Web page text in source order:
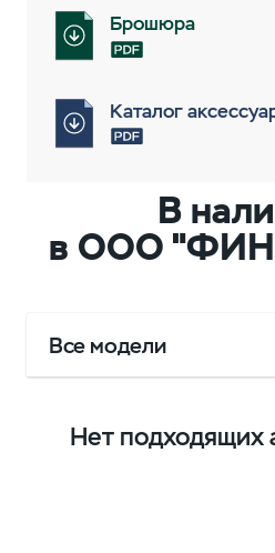
Брошюра
Каталог
В
в ООО
Все модели
Нет подходящих